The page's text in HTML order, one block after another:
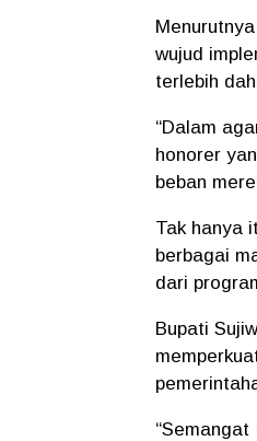
wujud
terlebih
“Dalam
honorer
beban
Tak hanya
berbagai
dari
Bupati